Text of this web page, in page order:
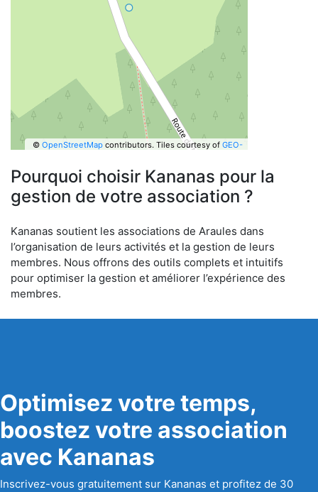
© OpenStreetMapcontributors. Tiles courtesy of GEO-
Pourquoi choisir Kananas pour la
gestion de votre association ?
Kananas soutient les associations de Araules dans
l’organisation de leurs activités et la gestion de leurs
membres. Nous offrons des outils complets et intuitifs
pour optimiser la gestion et améliorer l’expérience des
membres.
Optimisez votre temps,
boostez votre association
avec Kananas
Inscrivez-vous gratuitement sur Kananas et profitez de 30